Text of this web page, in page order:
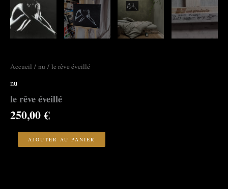
Accueil / nu / le rêve éveillé
nu
le rêve éveillé
250,00€
AJOUTER AU PANIER